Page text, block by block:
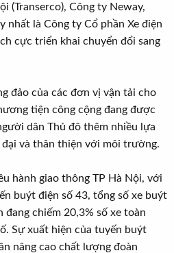
(Transerco), Công ty Neway,
nhất là Công ty Cổ phần Xe điện
cực triển khai chuyển đổi sang
đảo của các đơn vị vận tải cho
tiện công cộng đang được
dân Thủ đô thêm nhiều lựa
và thân thiện với môi trường.
hành giao thông TP Hà Nội, với
buýt điện số 43, tổng số xe buýt
đang chiếm 20,3% số xe toàn
Sự xuất hiện của tuyến buýt
nâng cao chất lượng đoàn